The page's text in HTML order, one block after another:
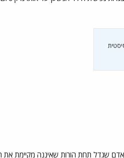
שגדל תחת הורות שאיננה מקיימת את